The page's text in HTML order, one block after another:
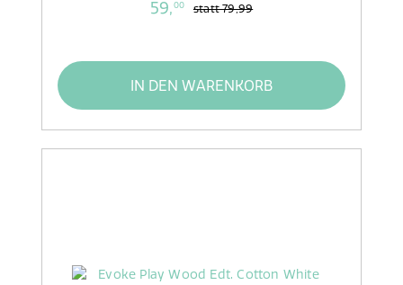
59,00 statt79,99
IN DEN WARENKORB